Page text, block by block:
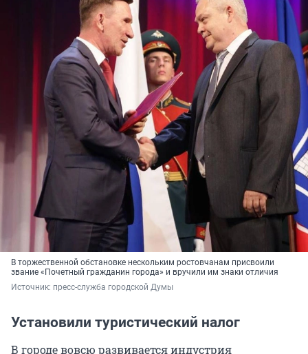
В торжественной обстановке нескольким ростовчанам присвоили
звание «Почетный гражданин города» и вручили им знаки отличия
Источник: пресс-служба городской Думы
Установили туристический налог
В городе вовсю развивается индустрия